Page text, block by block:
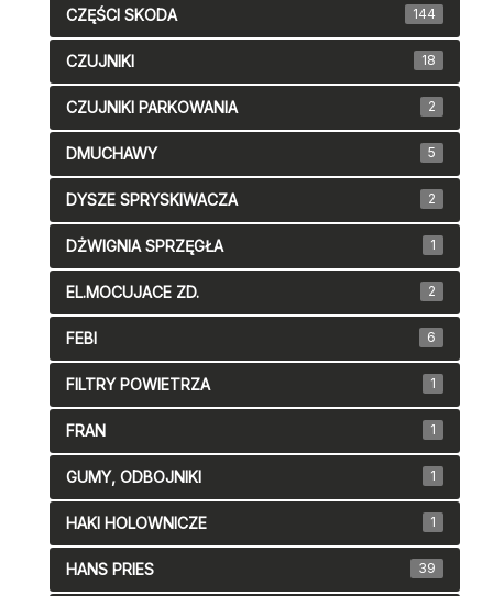
CZĘŚCI SKODA 144
CZUJNIKI 18
CZUJNIKI PARKOWANIA 2
DMUCHAWY 5
DYSZE SPRYSKIWACZA 2
DŻWIGNIA SPRZĘGŁA 1
EL.MOCUJACE ZD. 2
FEBI 6
FILTRY POWIETRZA 1
FRAN 1
GUMY, ODBOJNIKI 1
HAKI HOLOWNICZE 1
HANS PRIES 39